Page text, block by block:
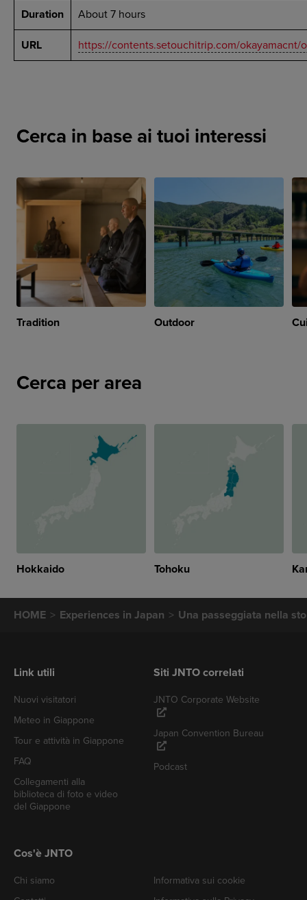
Duration About 7 hours
URL https://contents.setouchitrip.com/okayamacnt/
Cerca in base ai tuoi interessi
Tradition Outdoor
Cerca per area
Hokkaido Tohoku
HOME Experiences in Japan Una passeggiata nella
Link utili
Nuovi visitatori
Meteo in Giappone
Tour e attività in Giappone
FAQ
Collegamenti alla
biblioteca di foto e video
del Giappone
Siti JNTO correlati
JNTO Corporate Website
Japan Convention Bureau
Podcast
Cos'è JNTO
Chi siamo
Informativa sui cookie